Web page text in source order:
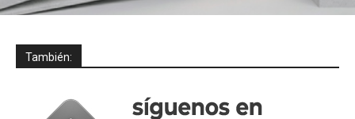
También: